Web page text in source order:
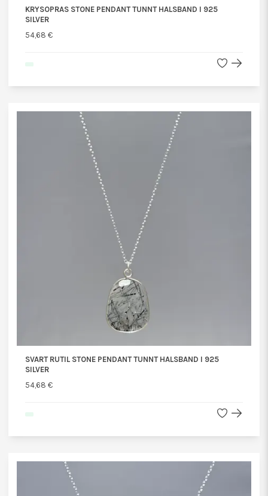
KRYSOPRAS STONE PENDANT TUNNT HALSBAND I 925
SILVER
54,68 €
SVART RUTIL STONE PENDANT TUNNT HALSBAND I 925
SILVER
54,68 €